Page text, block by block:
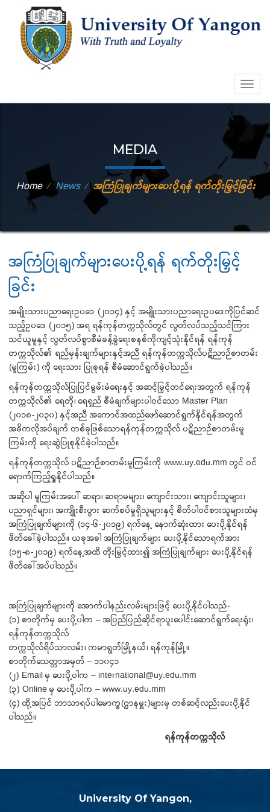
MEDIA
Home ⁄ News ⁄ အကြံပြုချက်များပေးပို့ရန် ရက်တိုးမြှင့်ခြင်း
အကြံပြုချက်များပေးပို့ရန် ရက်တိုးမြှင့်
ခြင်း
အမျိုးသားပညာရေးဥပဒေ (၂၀၁၄) နှင့် အမျိုးသားပညာရေးဥပဒေကိုပြင်ဆင်
သည့်ဥပဒေ (၂၀၁၅) အရ ရန်ကုန်တက္ကသိုလ်တွင် လွတ်လပ်သည့်သင်ကြား
သင်ယူမူနှင့် လွတ်လပ်စွာစီမံခန့်ခွဲရေးစနစ်ကိုကျင့်သုံးနိုင်ရန် ရန်ကုန်
တက္ကသိုလ်၏ ရည်မှန်းချက်များနှင့်အညီ ရန်ကုန်တက္ကသိုလ်ပဋိညာဉ်စာတမ်း
(မူကြမ်း) ကို ရေးသား ပြုစုရန် စီမံဆောင်ရွက်ခဲ့ပါသည်။
ရန်ကုန်တက္ကသိုလ်ပြုပြင်မွမ်းမံရေးနှင့် အဆင့်မြှင့်တင်ရေးအတွက် ရန်ကုန်
တက္ကသိုလ်၏ ရေတို၊ ရေရှည် စီမံချက်များပါဝင်သော Master Plan
(၂၀၁၈-၂၀၃၀) နှင့်အညီ အကောင်အထည်ဖော်ဆောင်ရွက်နိုင်ရန်အတွက်
အဓိကလိုအပ်ချက် တစ်ခုဖြစ်သောရန်ကုန်တက္ကသိုလ် ပဋိညာဉ်စာတမ်းမူ
ကြမ်းကို ရေးဆွဲပြုစုနိုင်ခဲ့ပါသည်။
ရန်ကုန်တက္ကသိုလ် ပဋိညာဉ်စာတမ်းမူကြမ်းကို www.uy.edu.mm တွင် ဝင်
ရောက်ကြည့်ရှု့နိုင်ပါသည်။
အဆိုပါ မူကြမ်းအပေါ် ဆရာ၊ ဆရာမများ၊ ကျောင်းသား၊ ကျောင်းသူများ၊
ပညာရှင်များ၊ အကျိုးစီးပွား ဆက်စပ်မှုရှိသူများနှင့် စိတ်ပါဝင်စားသူများထံမှ
အကြံပြုချက်များကို (၁၄-၆-၂၀၁၉) ရက်နေ့ နောက်ဆုံးထား ပေးပို့နိုင်ရန်
ဖိတ်ခေါ်ခဲ့ပါသည်။ ယခုအခါ အကြံပြုချက်များ ပေးပို့နိုင်သောရက်အား
(၁၅-၈-၂၀၁၉) ရက်နေ့အထိ တိုးမြှင့်ထား၍ အကြံပြုချက်များ ပေးပို့နိုင်ရန်
ဖိတ်ခေါ်အပ်ပါသည်။
အကြံပြုချက်များကို အောက်ပါနည်းလမ်းများဖြင့် ပေးပို့နိုင်ပါသည်-
(၁) စာတိုက်မှ ပေးပို့ပါက – အပြည်ပြည်ဆိုင်ရာပူးပေါင်းဆောင်ရွက်ရေးရုံး၊
ရန်ကုန်တက္ကသိုလ်
တက္ကသိုလ်ရိပ်သာလမ်း၊ ကမာရွတ်မြို့နယ်၊ ရန်ကုန်မြို့။
စာတိုက်သေတ္တာအမှတ် – ၁၁၀၄၁
(၂) Email မှ ပေးပို့ပါက – international@uy.edu.mm
(၃) Online မှ ပေးပို့ပါက – www.uy.edu.mm
(၄) ထို့အပြင် ဘာသာရပ်ပါမောက္ခ(ဌာနမှူး)များမှ တစ်ဆင့်လည်းပေးပို့နိုင်
ပါသည်။
ရန်ကုန်တက္ကသိုလ်
University Of Yangon,